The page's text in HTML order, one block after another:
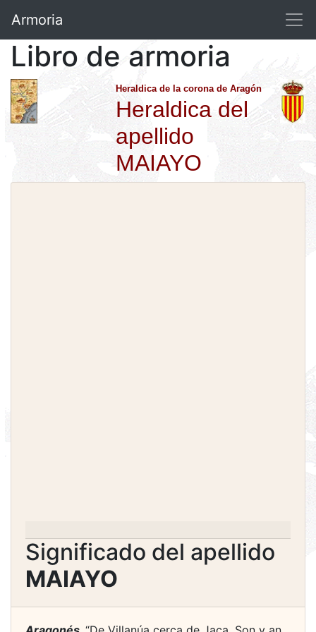
Armoria
Libro de armoria
Heraldica de la corona de Aragón
Heraldica del
apellido
MAIAYO
Significado del apellido
MAIAYO